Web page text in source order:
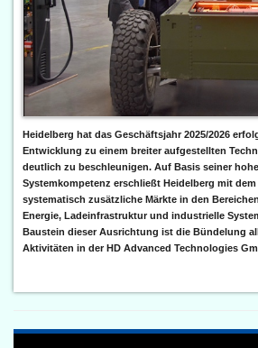
Heidelberg hat das Geschäftsjahr 2025/2026
Entwicklung zu einem breiter aufgestellten
deutlich zu beschleunigen. Auf Basis seiner
Systemkompetenz erschließt Heidelberg mit
systematisch zusätzliche Märkte in den
Energie, Ladeinfrastruktur und industrielle
Baustein dieser Ausrichtung ist die Bündelung
Aktivitäten in der HD Advanced Technologies